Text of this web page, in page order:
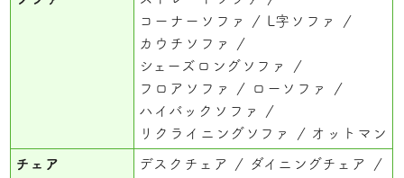
コーナーソファ
L字ソファ
カウチソファ
シェーズロングソファ
フロアソファ
ローソファ
ハイバックソファ
リクライニングソファ
オットマン
チェア デスクチェア
ダイニングチェア